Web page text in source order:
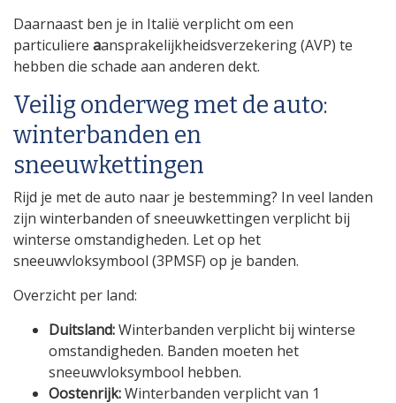
Daarnaast ben je in Italië verplicht om een
particuliere aansprakelijkheidsverzekering (AVP) te
hebben die schade aan anderen dekt.
Veilig onderweg met de auto:
winterbanden en
sneeuwkettingen
Rijd je met de auto naar je bestemming? In veel landen
zijn winterbanden of sneeuwkettingen verplicht bij
winterse omstandigheden. Let op het
sneeuwvloksymbool (3PMSF) op je banden.
Overzicht per land:
Duitsland:Winterbanden verplicht bij winterse
omstandigheden. Banden moeten het
sneeuwvloksymbool hebben.
Oostenrijk:Winterbanden verplicht van 1